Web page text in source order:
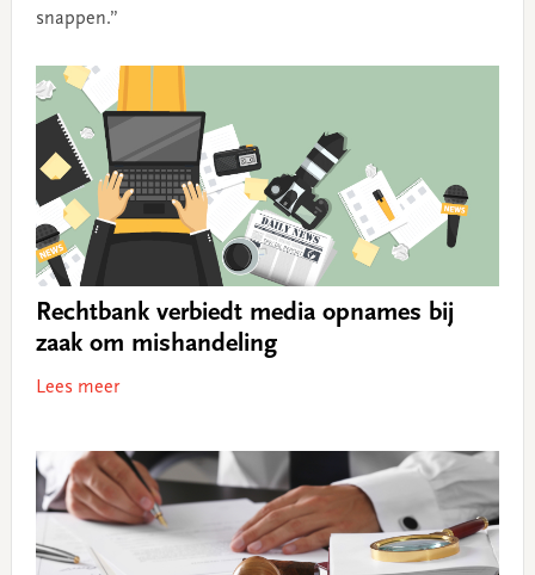
snappen.”
Rechtbank verbiedt media opnames bij
zaak om mishandeling
Lees meer